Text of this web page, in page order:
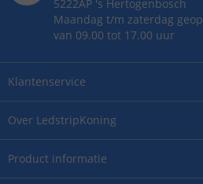
Over LedstripKoning
Product informatie
Klantenservice
5222AP 's Hertogenbosch
Maandag t/m zaterdag
van 09.00 tot 17.00 uur